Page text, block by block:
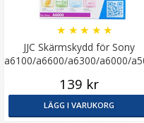
JJC Skärmskydd för Sony
a6100/a6600/a6300/a6000/
★ ★ ★ ★ ★
139 kr
LÄGG I VARUKORG